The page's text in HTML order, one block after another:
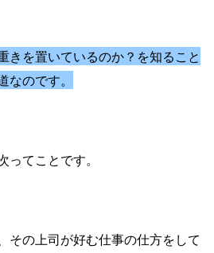
きを置いているのか？を知ること
のです。
てことです。
その上司が好む仕事の仕方をして